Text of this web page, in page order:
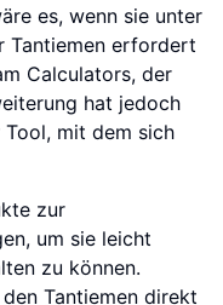
es, wenn sie unter
Tantiemen erfordert
Calculators, der
hat jedoch
mit dem sich
zur
um sie leicht
zu können.
Tantiemen direkt